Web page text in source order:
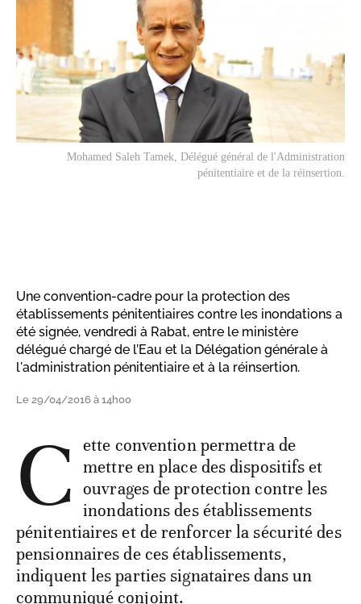
Mohamed Saleh Tamek, Délégué général de l'Administration
pénitentiaire et de la réinsertion.
Une convention-cadre pour la protection des
établissements pénitentiaires contre les inondations a
été signée, vendredi à Rabat, entre le ministère
délégué chargé de l’Eau et la Délégation générale à
l'administration pénitentiaire et à la réinsertion.
Le 29/04/2016 à 14h00
C ette convention permettra de
mettre en place des dispositifs et
ouvrages de protection contre les
inondations des établissements
pénitentiaires et de renforcer la sécurité des
pensionnaires de ces établissements,
indiquent les parties signataires dans un
communiqué conjoint.